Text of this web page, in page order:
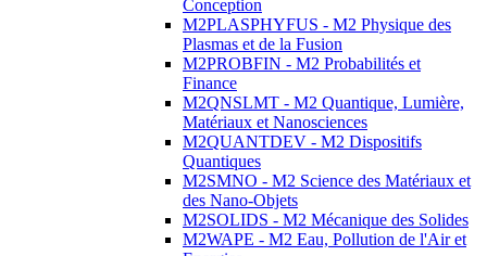
Conception
M2PLASPHYFUS - M2 Physique des
Plasmas et de la Fusion
M2PROBFIN - M2 Probabilités et
Finance
M2QNSLMT - M2 Quantique, Lumière,
Matériaux et Nanosciences
M2QUANTDEV - M2 Dispositifs
Quantiques
M2SMNO - M2 Science des Matériaux et
des Nano-Objets
M2SOLIDS - M2 Mécanique des Solides
M2WAPE - M2 Eau, Pollution de l'Air et